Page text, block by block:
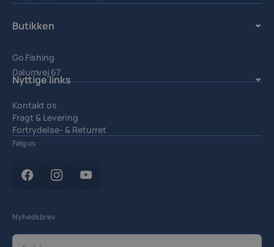
Butikken
Go Fishing
Dalumvej 67
5250 Odense SV.
Nyttige links
Kontakt os
Fragt & Levering
Fortrydelse- & Returret
Handelsbetingelser
Cookieindstillinger
Følg os
Nyhedsbrev